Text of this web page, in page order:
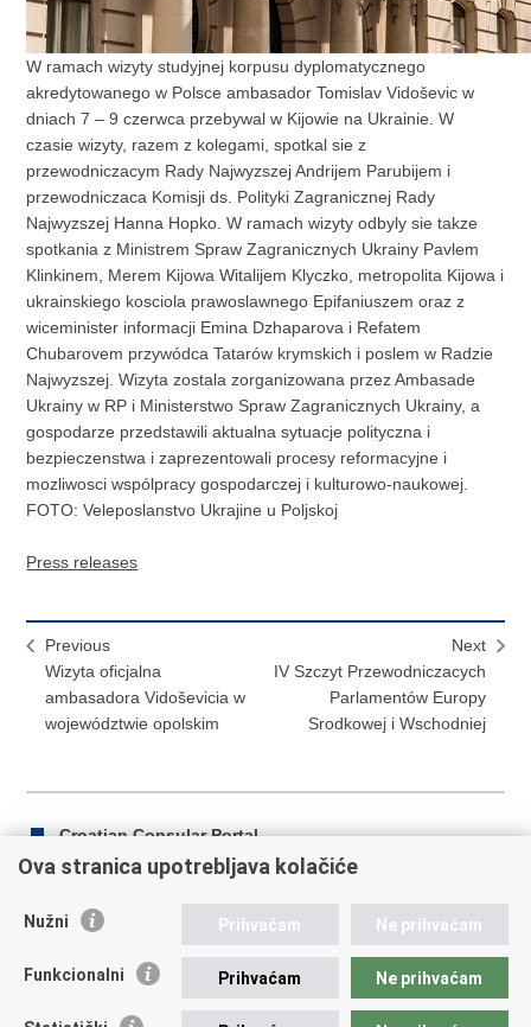
W ramach wizyty studyjnej korpusu dyplomatycznego
akredytowanego w Polsce ambasador Tomislav Vidoševic w
dniach 7 – 9 czerwca przebywal w Kijowie na Ukrainie. W
czasie wizyty, razem z kolegami, spotkal sie z
przewodniczacym Rady Najwyzszej Andrijem Parubijem i
przewodniczaca Komisji ds. Polityki Zagranicznej Rady
Najwyzszej Hanna Hopko. W ramach wizyty odbyly sie takze
spotkania z Ministrem Spraw Zagranicznych Ukrainy Pavlem
Klinkinem, Merem Kijowa Witalijem Klyczko, metropolita Kijowa i
ukrainskiego kosciola prawoslawnego Epifaniuszem oraz z
wiceminister informacji Emina Dzhaparova i Refatem
Chubarovem przywódca Tatarów krymskich i poslem w Radzie
Najwyzszej. Wizyta zostala zorganizowana przez Ambasade
Ukrainy w RP i Ministerstwo Spraw Zagranicznych Ukrainy, a
gospodarze przedstawili aktualna sytuacje polityczna i
bezpieczenstwa i zaprezentowali procesy reformacyjne i
mozliwosci wspólpracy gospodarczej i kulturowo-naukowej.
FOTO: Veleposlanstvo Ukrajine u Poljskoj
Press releases
Previous
Wizyta oficjalna
ambasadora Vidoševicia w
województwie opolskim
Next
IV Szczyt Przewodniczacych
Parlamentów Europy
Srodkowej i Wschodniej
Croatian Consular Portal
this
on
on
Ova stranica upotrebljava kolačiće
Nužni Prihvaćam Ne prihvaćam
Funkcionalni Prihvaćam Ne prihvaćam